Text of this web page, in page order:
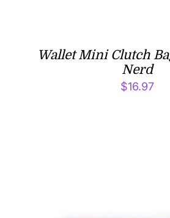
Wallet Mini Clutch
Nerd
$16.97